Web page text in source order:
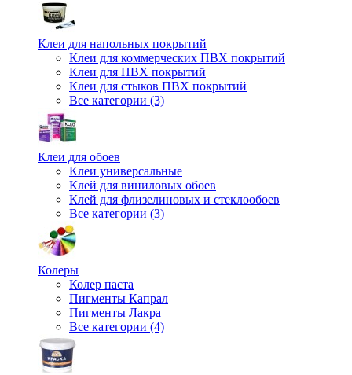
Клеи для напольных покрытий
Клеи для коммерческих ПВХ покрытий
Клеи для ПВХ покрытий
Клеи для стыков ПВХ покрытий
Все категории (3)
Клеи для обоев
Клеи универсальные
Клей для виниловых обоев
Клей для флизелиновых и стеклообоев
Все категории (3)
Колеры
Колер паста
Пигменты Капрал
Пигменты Лакра
Все категории (4)